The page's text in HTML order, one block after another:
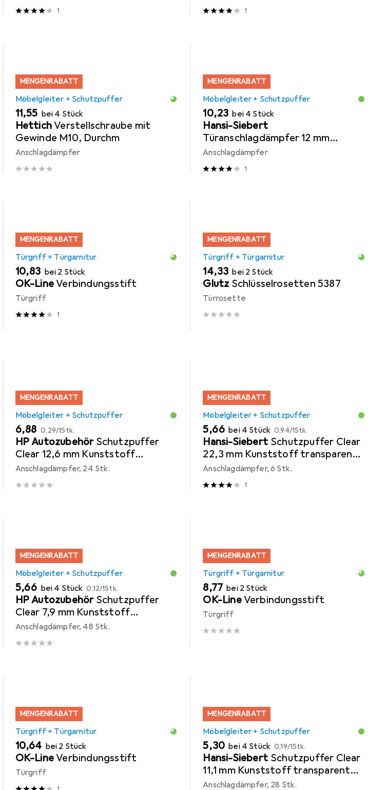
1 1
MENGENRABATT
Möbelgleiter + Schutzpuffer
EUR
11,55 bei 4 Stück
HettichVerstellschraube mit
Gewinde M10, Durchm
Anschlagdämpfer
MENGENRABATT
Möbelgleiter + Schutzpuffer
EUR
10,23 bei 4 Stück
Hansi-Siebert
Türanschlagdämpfer 12 mm
Kunststoff klar selbstklebend
Anschlagdämpfer
1
MENGENRABATT
Türgriff + Türgarnitur
EUR
10,83 bei 2 Stück
OK-LineVerbindungsstift
Türgriff
1
MENGENRABATT
Türgriff + Türgarnitur
EUR
14,33 bei 2 Stück
Glutz Schlüsselrosetten 5387
Türrosette
MENGENRABATT
Möbelgleiter + Schutzpuffer
EUR
6,88 EUR
0,29/1Stk.
HP Autozubehör Schutzpuffer
Clear 12,6 mm Kunststoff
transparent Quadrat
selbstklebend
Anschlagdämpfer, 24 Stk.
MENGENRABATT
Möbelgleiter + Schutzpuffer
EUR
5,66 bei 4 Stück EUR
0,94/1Stk.
Hansi-Siebert Schutzpuffer Clear
22,3 mm Kunststoff transparent
Sofo selbstklebend
Anschlagdämpfer, 6 Stk.
1
MENGENRABATT
Möbelgleiter + Schutzpuffer
EUR
5,66 bei 4 Stück EUR
0,12/1Stk.
HP Autozubehör Schutzpuffer
Clear 7,9 mm Kunststoff
transparent Linse selbstklebend
Anschlagdämpfer, 48 Stk.
MENGENRABATT
Türgriff + Türgarnitur
EUR
8,77 bei 2 Stück
OK-LineVerbindungsstift
Türgriff
MENGENRABATT
Türgriff + Türgarnitur
EUR
10,64 bei 2 Stück
OK-LineVerbindungsstift
Türgriff
MENGENRABATT
Möbelgleiter + Schutzpuffer
EUR
5,30 bei 4 Stück EUR
0,19/1Stk.
Hansi-Siebert Schutzpuffer Clear
11,1 mm Kunststoff transparent
Linse selbstklebend
Anschlagdämpfer, 28 Stk.